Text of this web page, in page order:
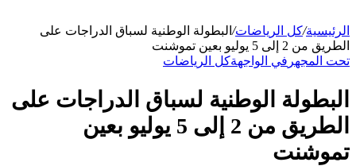
الرئيسية/كل الرياضات/ البطولة الوطنية لسباق الدراجات على
الطريق من 2 إلى 5 يوليو بعين تموشنت
تحت المجهر في الواجهةكل الرياضات
البطولة الوطنية لسباق الدراجات على
الطريق من 2 إلى 5 يوليو بعين
تموشنت